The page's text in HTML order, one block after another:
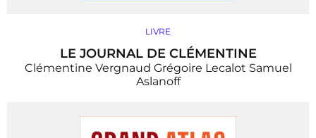
LIVRE
LE JOURNAL DE CLÉMENTINE
Clémentine Vergnaud Grégoire Lecalot Samuel
Aslanoff